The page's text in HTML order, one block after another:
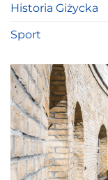
Historia Giżycka
Sport